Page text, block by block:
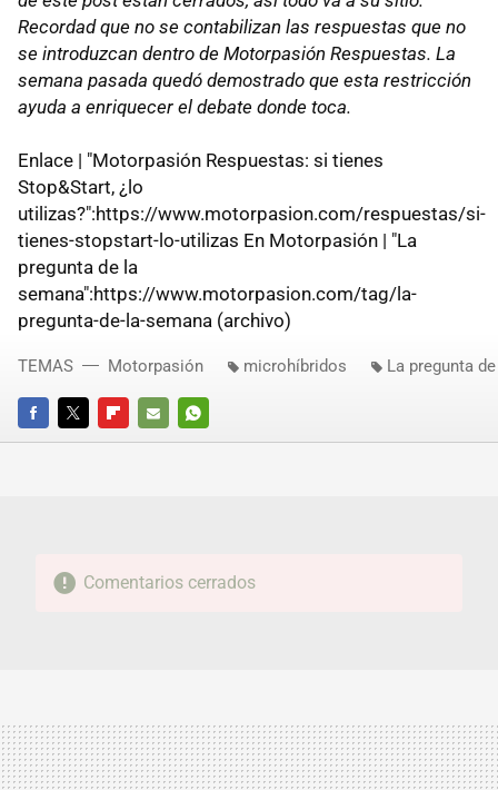
Recordad que no se contabilizan las respuestas que no
se introduzcan dentro de Motorpasión Respuestas. La
semana pasada quedó demostrado que esta restricción
ayuda a enriquecer el debate donde toca.
Enlace | "Motorpasión Respuestas: si tienes
Stop&Start, ¿lo
utilizas?":https://www.motorpasion.com/respuestas/si-
tienes-stopstart-lo-utilizas En Motorpasión | "La
pregunta de la
semana":https://www.motorpasion.com/tag/la-
pregunta-de-la-semana (archivo)
FACEBOOKTWITTERFLIPBOARD
E-
WHATSAPP
TEMAS Motorpasión microhíbridos La pregunta
Comentarios cerrados